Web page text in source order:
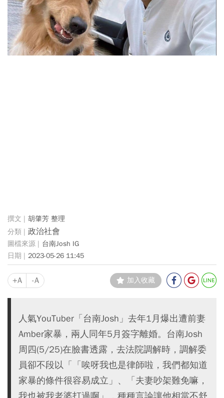
胡肇芳 整理
政治社會
台南Josh IG
2023-05-26 11:45
+A -A 加入收藏
人氣YouTuber「台南Josh」去年1月爆出遭前妻
Amber家暴，兩人同年5月簽字離婚。台南Josh
周四(5/25)在臉書透露，去法院調解時，調解委
員卻不段以「「唉呀我也是律師啦，我們都知道
家暴的條件很容易成立」、「夫妻吵架難免嘛，
我也被我老婆打過啊」，種種言論讓他相當不舒